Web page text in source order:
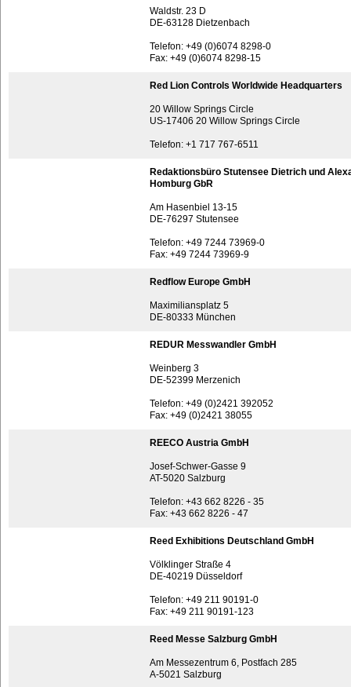
Waldstr. 23 D
DE-63128 Dietzenbach
Telefon: +49 (0)6074 8298-0
Fax: +49 (0)6074 8298-15
Red Lion Controls Worldwide Headquarters
20 Willow Springs Circle
US-17406 20 Willow Springs Circle
Telefon: +1 717 767-6511
Redaktionsbüro Stutensee Dietrich und
Homburg GbR
Am Hasenbiel 13-15
DE-76297 Stutensee
Telefon: +49 7244 73969-0
Fax: +49 7244 73969-9
Redflow Europe GmbH
Maximiliansplatz 5
DE-80333 München
REDUR Messwandler GmbH
Weinberg 3
DE-52399 Merzenich
Telefon: +49 (0)2421 392052
Fax: +49 (0)2421 38055
REECO Austria GmbH
Josef-Schwer-Gasse 9
AT-5020 Salzburg
Telefon: +43 662 8226 - 35
Fax: +43 662 8226 - 47
Reed Exhibitions Deutschland GmbH
Völklinger Straße 4
DE-40219 Düsseldorf
Telefon: +49 211 90191-0
Fax: +49 211 90191-123
Reed Messe Salzburg GmbH
Am Messezentrum 6, Postfach 285
A-5021 Salzburg